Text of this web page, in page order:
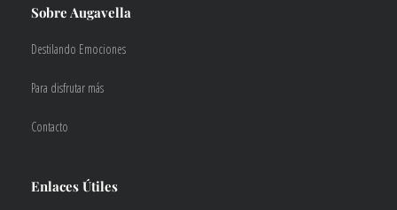
Sobre Augavella
Destilando Emociones
Para disfrutar más
Contacto
Enlaces Útiles